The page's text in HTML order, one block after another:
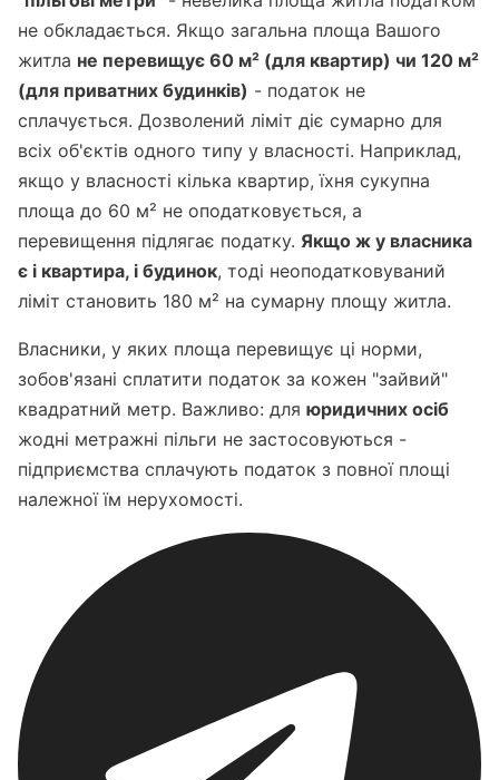
не обкладається. Якщо загальна площа Вашого
житла не перевищує 60 м² (для квартир) чи 120 м²
(для приватних будинків) - податок не
сплачується. Дозволений ліміт діє сумарно для
всіх об'єктів одного типу у власності. Наприклад,
якщо у власності кілька квартир, їхня сукупна
площа до 60 м² не оподатковується, а
перевищення підлягає податку. Якщо ж у власника
є і квартира, і будинок, тоді неоподатковуваний
ліміт становить 180 м² на сумарну площу житла.
Власники, у яких площа перевищує ці норми,
зобов'язані сплатити податок за кожен "зайвий"
квадратний метр. Важливо: для юридичних осіб
жодні метражні пільги не застосовуються -
підприємства сплачують податок з повної площі
належної їм нерухомості.